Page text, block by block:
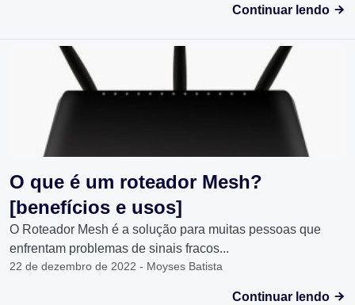
Continuar lendo
O que é um roteador Mesh?
[benefícios e usos]
O Roteador Mesh é a solução para muitas pessoas que
enfrentam problemas de sinais fracos...
22 de dezembro de 2022 - Moyses Batista
Continuar lendo